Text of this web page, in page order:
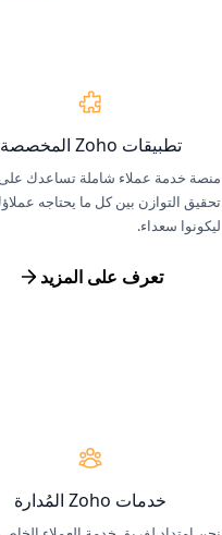
تطبيقات Zoho المخصصة
منصة خدمة عملاء شاملة تساعدك على
تحقيق التوازن بين كل ما يحتاجه
ليكونوا سعداء.
تعرف على المزيد
خدمات Zoho المُدارة